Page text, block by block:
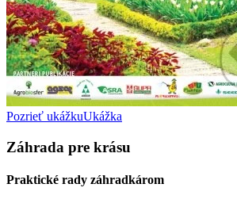
Pozrieť ukážkuUkážka
Záhrada pre krásu
Praktické rady záhradkárom